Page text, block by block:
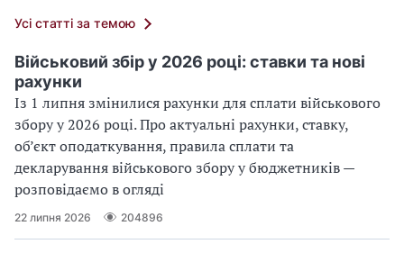
Усі статті за темою
Військовий збір у 2026 році: ставки та нові
рахунки
Із 1 липня змінилися рахунки для сплати військового
збору у 2026 році. Про актуальні рахунки, ставку,
об’єкт оподаткування, правила сплати та
декларування військового збору у бюджетників —
розповідаємо в огляді
22 липня 2026 204896